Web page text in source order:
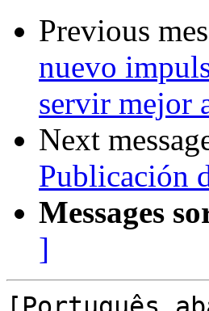
Previous
nuevo
servir mejor
Next
Publicación
Messages
]